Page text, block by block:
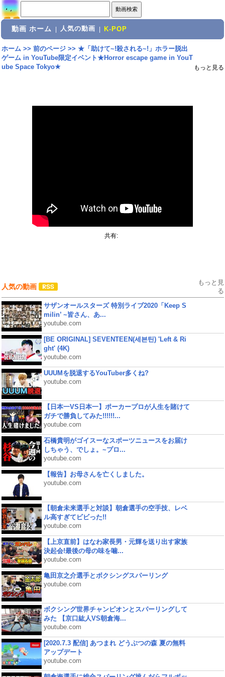
動画 ホーム 人気の動画 K-POP
ホーム>> 前のページ>> ★「助けて~!殺される~!」ホラー脱出
ゲーム in YouTube限定イベント★Horror escape game in YouT
ube Space Tokyo★
もっと見る
共有:
人気の動画
もっと見
る
サザンオールスターズ 特別ライブ2020「Keep S
milin’ ~皆さん、あ...
youtube.com
[BE ORIGINAL] SEVENTEEN(세븐틴) 'Left & Ri
ght' (4K)
youtube.com
UUUMを脱退するYouTuber多くね?
youtube.com
【日本一VS日本一】ポーカープロが人生を賭けて
ガチで勝負してみた!!!!!!...
youtube.com
石橋貴明がゴイスーなスポーツニュースをお届け
しちゃう、でしょ。~プロ...
youtube.com
【報告】お母さんを亡くしました。
youtube.com
【朝倉未来選手と対談】朝倉選手の空手技、レベ
ル高すぎてビビった!!
youtube.com
【上京直前】はなわ家長男・元輝を送り出す家族
決起会!最後の母の味を噛...
youtube.com
亀田京之介選手とボクシングスパーリング
youtube.com
ボクシング世界チャンピオンとスパーリングして
みた 【京口紘人VS朝倉海...
youtube.com
[2020.7.3 配信] あつまれ どうぶつの森 夏の無料
アップデート
youtube.com